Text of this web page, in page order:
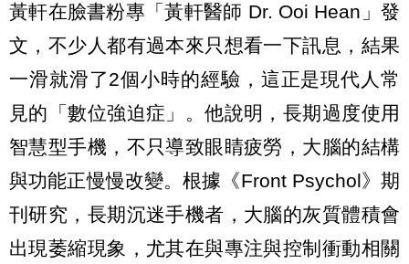
黃軒在臉書粉專「黃軒醫師 Dr. Ooi Hean」發
文，不少人都有過本來只想看一下訊息，結果
一滑就滑了2個小時的經驗，這正是現代人常
見的「數位強迫症」。他說明，長期過度使用
智慧型手機，不只導致眼睛疲勞，大腦的結構
與功能正慢慢改變。根據《Front Psychol》期
刊研究，長期沉迷手機者，大腦的灰質體積會
出現萎縮現象，尤其在與專注與控制衝動相關